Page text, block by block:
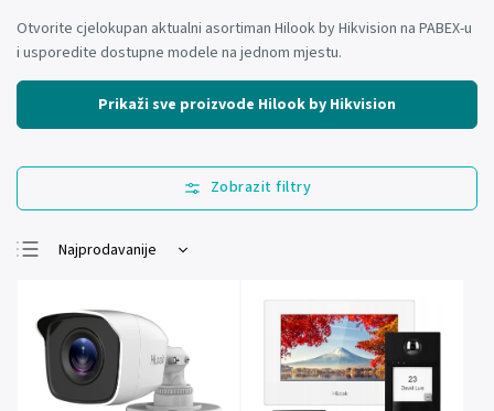
Otvorite cjelokupan aktualni asortiman Hilook by Hikvision na PABEX-u
i usporedite dostupne modele na jednom mjestu.
Prikaži sve proizvode Hilook by Hikvision
Najprodavanije
Najskuplje
Abecedno